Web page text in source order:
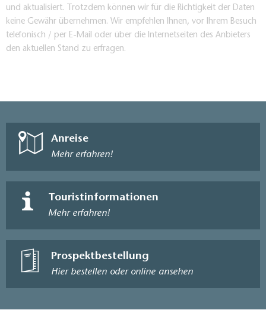
und aktualisiert. Trotzdem können wir für die Richtigkeit der Daten
keine Gewähr übernehmen. Wir empfehlen Ihnen, vor Ihrem Besuch
telefonisch / per E-Mail oder über die Internetseiten des Anbieters
den aktuellen Stand zu erfragen.
Anreise
Mehr erfahren!
Touristinformationen
Mehr erfahren!
Prospektbestellung
Hier bestellen oder online ansehen